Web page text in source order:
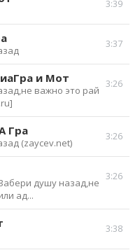
3:39
3:37
3:26
и Мот
важно это рай
3:26
Гра
(zaycev.net)
3:26
душу назад,не
ад...
3:38